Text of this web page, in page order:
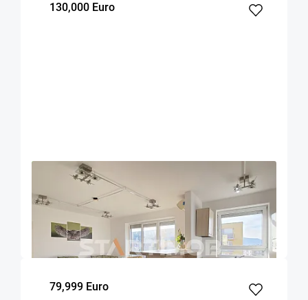
130,000 Euro
OFERTA NOUA COMISION 0%
Apartament cu boxa si parcare Avantgarden
Brasov
59.17
m² dormitoare Etaj
79,999 Euro